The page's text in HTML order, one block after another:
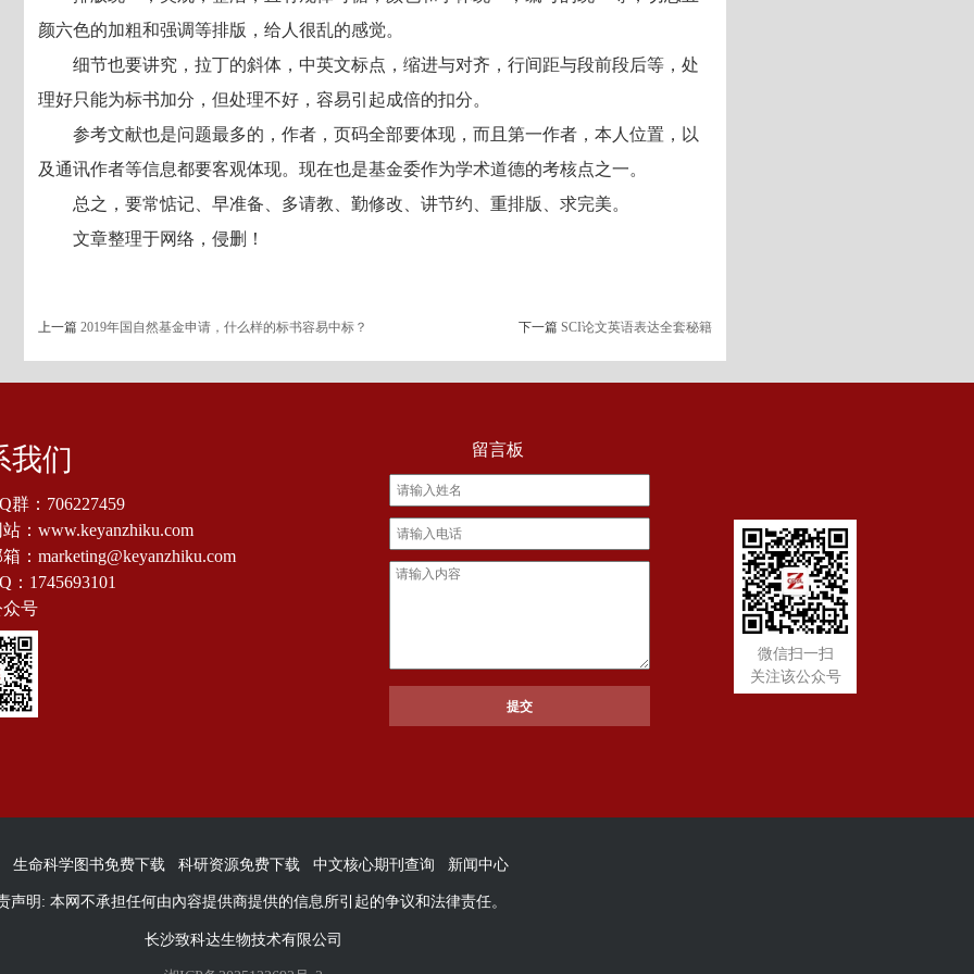
颜六色的加粗和强调等排版，给人很乱的感觉。
细节也要讲究，拉丁的斜体，中英文标点，缩进与对齐，行间距与段前段后等，处
理好只能为标书加分，但处理不好，容易引起成倍的扣分。
参考文献也是问题最多的，作者，页码全部要体现，而且第一作者，本人位置，以
及通讯作者等信息都要客观体现。现在也是基金委作为学术道德的考核点之一。
总之，要常惦记、早准备、多请教、勤修改、讲节约、重排版、求完美。
文章整理于网络，侵删！
上一篇2019年国自然基金申请，什么样的标书容易中标？ 下一篇 SCI论文英语表达全套秘籍
我们
群： 706227459
：www.keyanzhiku.com
：marketing@keyanzhiku.com
： 1745693101
号
留言板
微信扫一扫
关注该公众号
生命科学图书免费下载 科研资源免费下载 中文核心期刊查询 新闻中心
声明: 本网不承担任何由內容提供商提供的信息所引起的争议和法律责任。
长沙致科达生物技术有限公司